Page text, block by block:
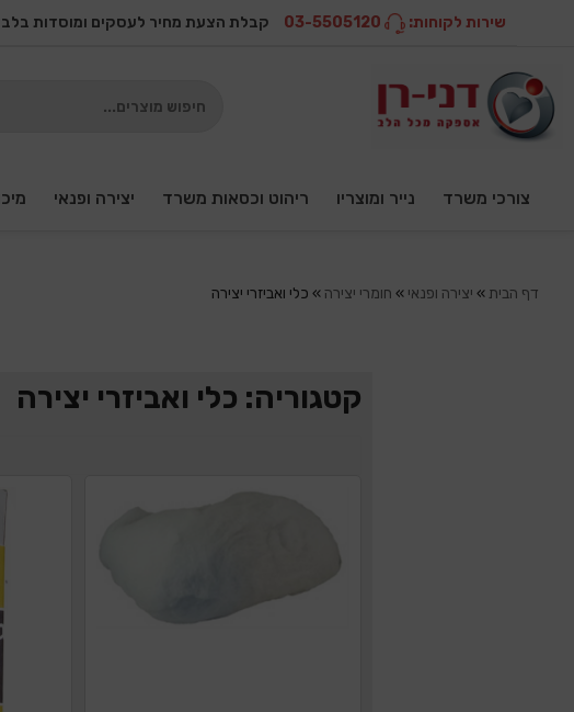
שירות לקוחות: קבלת הצעת מחיר לעסקים ומוסדות
צורכי משרד נייר ומוצריו ריהוט וכסאות משרד יצירה ופנאי
דף הבית» יצירה ופנאי » חומרי יצירה » כלי ואביזרי יצירה
קטגוריה: כלי ואביזרי יצירה